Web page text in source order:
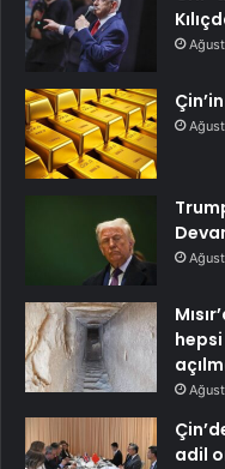
hepsi
adil